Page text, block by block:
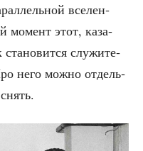
все­лен­
момент этот, каза­
ста­но­вит­ся слу­жи­те­
него мож­но отдель­